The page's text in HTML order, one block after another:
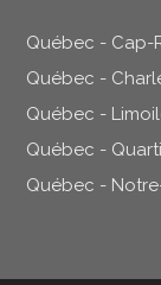
Québec - Cap-
Québec -
Québec -
Québec -
Québec -